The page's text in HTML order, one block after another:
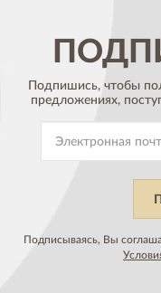
Подпишись, чтобы
предложениях,
Подписываясь, Вы